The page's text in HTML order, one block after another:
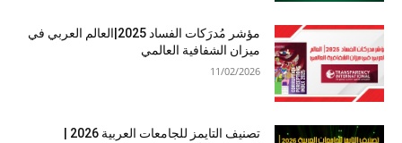
مؤشر مُدرَكات الفساد 2025|العالم العربي في
ميزان الشفافية العالمي
11/02/2026